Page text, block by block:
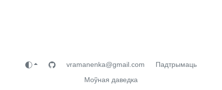
vramanenka@gmail.com
Падтрымаць
Моўная даведка